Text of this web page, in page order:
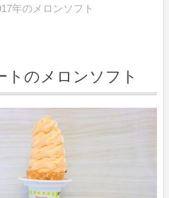
年のメロンソフト
トのメロンソフト